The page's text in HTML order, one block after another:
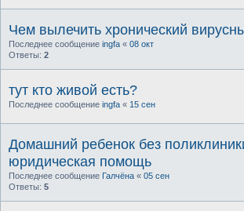
Чем вылечить хронический
Последнее сообщение ingfa « 08 окт
Ответы: 2
тут кто живой есть?
Последнее сообщение ingfa « 15 сен
Домашний ребенок без
юридическая помощь
Последнее сообщение Галчёна « 05 сен
Ответы: 5